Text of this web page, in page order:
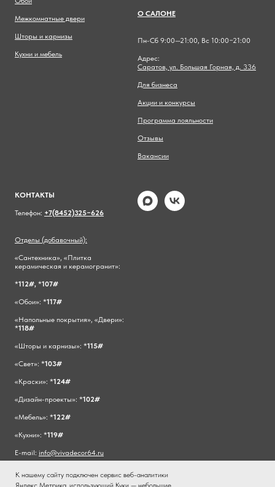
К нашему сайту подключен сервис веб-аналитики
Яндекс Метрика, использующий Куки — небольшие
Межкомнатные двери
Шторы и карнизы
Кухни и мебель
О САЛОНЕ
Пн-Сб 9:00—21:00, Вс 10:00−21:00
Адрес:
Саратов, ул. Большая Горная, д. 336
Для бизнеса
Акции и конкурсы
Программа лояльности
Отзывы
Вакансии
КОНТАКТЫ
Телефон: +7(8452)325−626
Отделы (добавочный):
«Сантехника», «Плитка
керамическая и керамогранит»:
*112#, *107#
«Обои»: *117#
«Напольные покрытия», «Двери»:
*118#
«Шторы и карнизы»: *115#
«Свет»: *103#
«Краски»: *124#
«Дизайн-проекты»: *102#
«Мебель»: *122#
«Кухни»: *119#
E-mail: info@vivadecor64.ru